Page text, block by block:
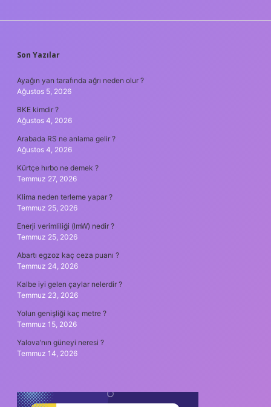
SIDEBAR
Son Yazılar
Ayağın yan tarafında ağrı neden olur ?
Ağustos 5, 2026
BKE kimdir ?
Ağustos 4, 2026
Arabada RS ne anlama gelir ?
Ağustos 4, 2026
Kürtçe hırbo ne demek ?
Temmuz 27, 2026
Klima neden terleme yapar ?
Temmuz 25, 2026
Enerji verimliliği (lmW) nedir ?
Temmuz 25, 2026
Abartı egzoz kaç ceza puanı ?
Temmuz 24, 2026
Kalbe iyi gelen çaylar nelerdir ?
Temmuz 23, 2026
Yolun genişliği kaç metre ?
Temmuz 15, 2026
Yalova’nın güneyi neresi ?
Temmuz 14, 2026